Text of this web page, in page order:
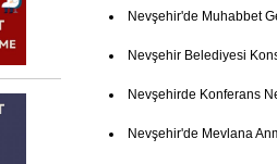
Nevşehir'de Muhabbet
Nevşehir Belediyesi
Nevşehirde Konferans
Nevşehir'de Mevlana